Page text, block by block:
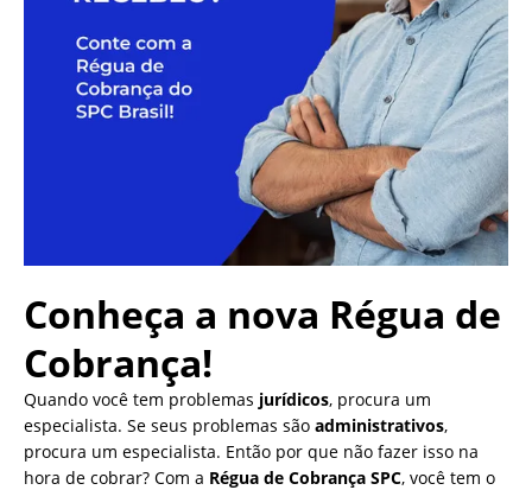
Conheça a nova Régua de
Cobrança!
Quando você tem problemas jurídicos, procura um
especialista. Se seus problemas são administrativos,
procura um especialista. Então por que não fazer isso na
hora de cobrar? Com a Régua de Cobrança SPC, você tem o